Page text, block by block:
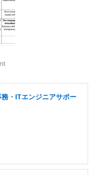
・ITエンジニアサポー